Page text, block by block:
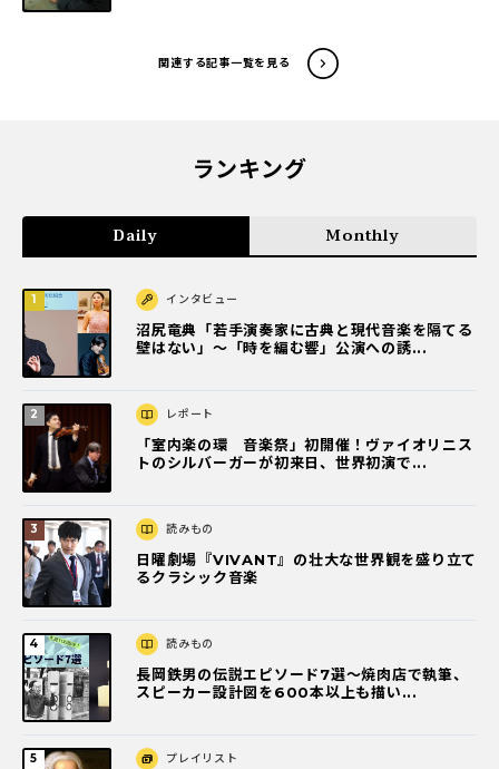
関連する記事一覧を見る
ランキング
Daily Monthly
インタビュー
沼尻竜典「若手演奏家に古典と現代音楽を隔てる
壁はない」～「時を編む響」公演への誘...
レポート
「室内楽の環 音楽祭」初開催！ヴァイオリニス
トのシルバーガーが初来日、世界初演で...
読みもの
日曜劇場『VIVANT』の壮大な世界観を盛り立て
るクラシック音楽
読みもの
長岡鉄男の伝説エピソード7選〜焼肉店で執筆、
スピーカー設計図を600本以上も描い...
プレイリスト